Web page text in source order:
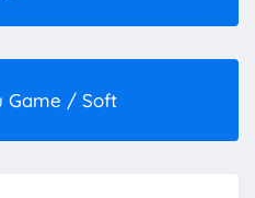
Game / Soft